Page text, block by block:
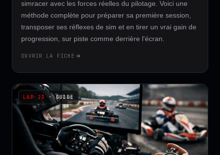
simracer avec les forces réelles du pilotage. Voici une
méthode complète pour préparer sa première session,
transposer ses réflexes de sim et en tirer un vrai gain de
progression, sur piste comme derrière l'écran.
OUVRIR LA FICHE
· GUIDE